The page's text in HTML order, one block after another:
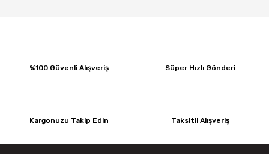
%100 Güvenli Alışveriş Süper Hızlı Gönderi
Kargonuzu Takip Edin Taksitli Alışveriş